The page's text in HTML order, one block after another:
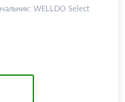
WELLDO Select